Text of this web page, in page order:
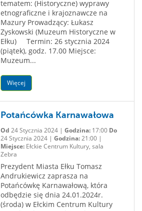
tematem: (Historyczne) wyprawy
etnograficzne i krajoznawcze na
Mazury Prowadzący: Łukasz
Zyskowski (Muzeum Historyczne w
Ełku) Termin: 26 stycznia 2024
(piątek), godz. 17.00 Miejsce:
Muzeum...
Więcej
Potańcówka Karnawałowa
Od 24 Stycznia 2024 | Godzina:17:00 Do
24 Stycznia 2024 | Godzina:21:00 |
Miejsce:Ełckie Centrum Kultury, sala
Zebra
Prezydent Miasta Ełku Tomasz
Andrukiewicz zaprasza na
Potańcówkę Karnawałową, która
odbędzie się dnia 24.01.2024r.
(środa) w Ełckim Centrum Kultury